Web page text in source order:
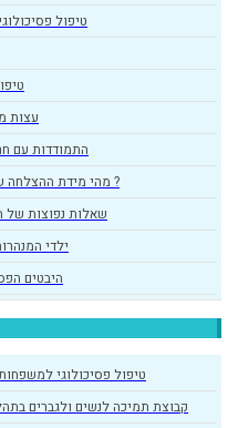
טיפול
עצות
התמודדות עם
מהי מידת ההצלחה של טיפול תרופתי בהפרעות נפשיות ?
שאלות נפוצות של
ילדי
היבטים
טיפול פסיכולוגי
קבוצת תמיכה לנשים ולגברים